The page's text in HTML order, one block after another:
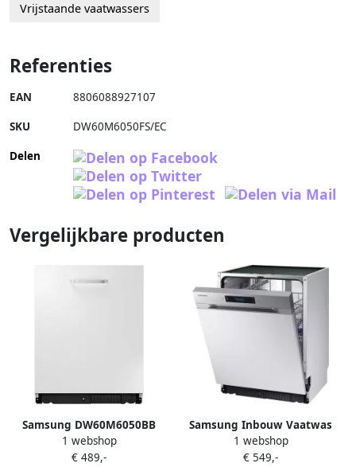
Vrijstaande vaatwassers
Referenties
EAN 8806088927107
SKU DW60M6050FS/EC
Delen
Vergelijkbare producten
Samsung DW60M6050BB
Inbouwvaatwasser 14
couverts 44 dB E label
1 webshop
€ 489,-
Samsung Inbouw Vaatwas
DW60M6040SS EG |
Inbouwvaatwassers |
1 webshop
€ 549,-